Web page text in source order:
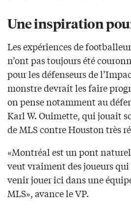
Une inspiration
Les expériences de
n’ont pas toujours été
pour les défenseurs de
monstre devrait les faire
on pense notamment au
Karl W. Ouimette, qui jouait
de MLS contre Houston très
«Montréal est un pont naturel
veut vraiment des joueurs
venir jouer ici dans une
MLS», avance le VP.